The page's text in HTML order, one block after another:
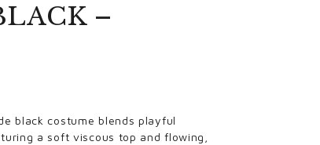
–
black costume blends playful
a soft viscous top and flowing,